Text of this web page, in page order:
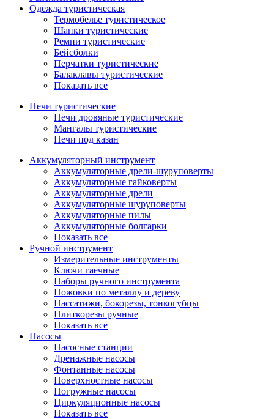
Одежда туристическая
Термобелье туристическое
Шапки туристические
Ремни туристические
Бейсболки
Перчатки туристические
Балаклавы туристические
Показать все
Печи туристические
Печи дровяные туристические
Мангалы туристические
Печи под казан
Аккумуляторный инструмент
Аккумуляторные дрели-шуруповерты
Аккумуляторные гайковерты
Аккумуляторные дрели
Аккумуляторные шуруповерты
Аккумуляторные пилы
Аккумуляторные болгарки
Показать все
Ручной инструмент
Измерительные инструменты
Ключи гаечные
Наборы ручного инструмента
Ножовки по металлу и дереву
Пассатижи, бокорезы, тонкогубцы
Плиткорезы ручные
Показать все
Насосы
Насосные станции
Дренажные насосы
Фонтанные насосы
Поверхностные насосы
Погружные насосы
Циркуляционные насосы
Показать все